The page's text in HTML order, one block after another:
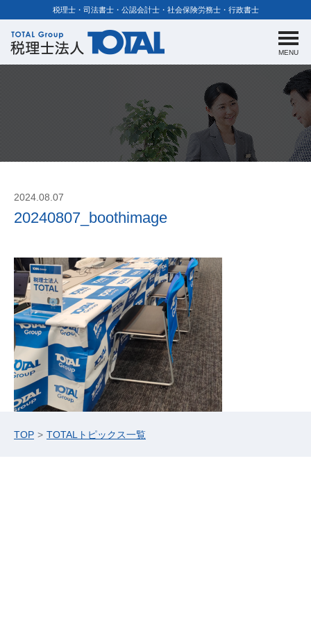
税理士・司法書士・公認会計士・社会保険労務士・行政書士
MENU
2024.08.07
20240807_boothimage
TOP TOTALトピックス一覧